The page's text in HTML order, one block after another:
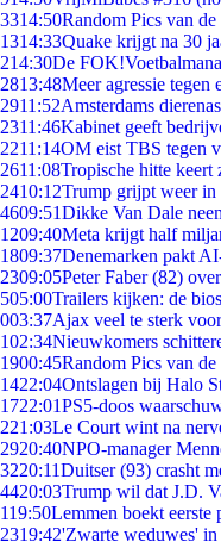
3314:50Random Pics van
1314:33Quake krijgt na 30
214:30De
2813:48Meer agressie
2911:52Amsterdams
2311:46Kabinet geeft
2211:14OM eist TBS tegen
2611:08Tropische hitte keert
2410:12Trump grijpt weer in
4609:51Dikke Van Dale
1209:40Meta krijgt half
1809:37Denemarken pakt
2309:05Peter Faber (82)
505:00Trailers kijken: de
003:37Ajax veel te sterk
102:34Nieuwkomers
1900:45Random Pics van
1422:04Ontslagen bij Halo
1722:01PS5-doos
221:03Le Court wint na
2920:40NPO-manager
3220:11Duitser (93) crasht
4420:03Trump wil dat J.D.
119:50Lemmen boekt
2319:42'Zwarte weduwes'